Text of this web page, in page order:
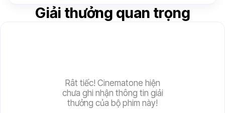
Giải thưởng quan trọng
Rât tiếc! Cinematone hiện
chưa ghi nhận thông tin giải
thưởng của bộ phim này!